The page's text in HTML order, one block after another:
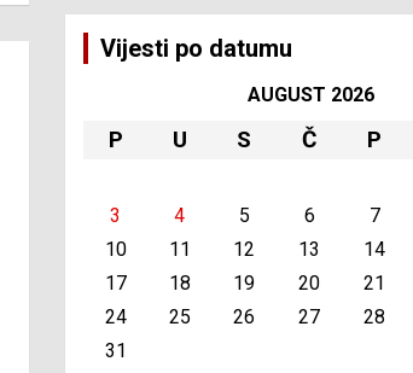
Vijesti po datumu
AUGUST 2026
P U S Č P
3
4 5 6 7
10
11 12 13 14
17
18 19 20 21
24
25 26 27 28
31